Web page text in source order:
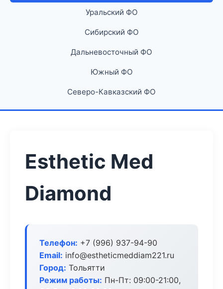
Уральский ФО
Сибирский ФО
Дальневосточный ФО
Южный ФО
Северо-Кавказский ФО
Esthetic Med
Diamond
Телефон: +7 (996) 937-94-90
Email: info@estheticmeddiam221.ru
Город: Тольятти
Режим работы: Пн-Пт: 09:00-21:00,